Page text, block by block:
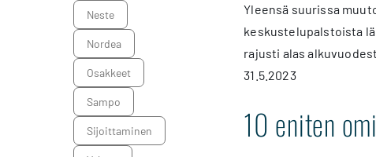
Neste
Nordea
osakkeet
Sampo
sijoittaminen
Yleensä suurissa
keskustelupalstoista
rajusti alas
31.5.2023
10 eniten